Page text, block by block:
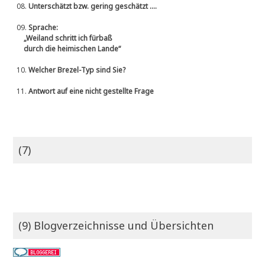
08.Unterschätzt bzw. gering geschätzt ....
09.Sprache:
„Weiland schritt ich fürbaß
durch die heimischen Lande“
10.Welcher Brezel-Typ sind Sie?
11.Antwort auf eine nicht gestellte Frage
(7)
(9) Blogverzeichnisse und Übersichten